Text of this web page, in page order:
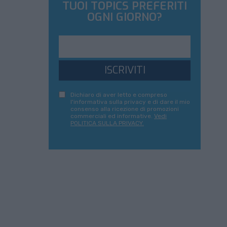
TUOI TOPICS PREFERITI
OGNI GIORNO?
ISCRIVITI
Dichiaro di aver letto e compreso
l'informativa sulla privacy e di dare il mio
consenso alla ricezione di promozioni
commerciali ed informative. Vedi
POLITICA SULLA PRIVACY.